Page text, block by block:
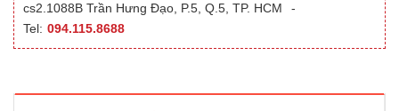
cs2.1088B Trần Hưng Đạo, P.5, Q.5, TP. HCM
-
Tel: 094.115.8688